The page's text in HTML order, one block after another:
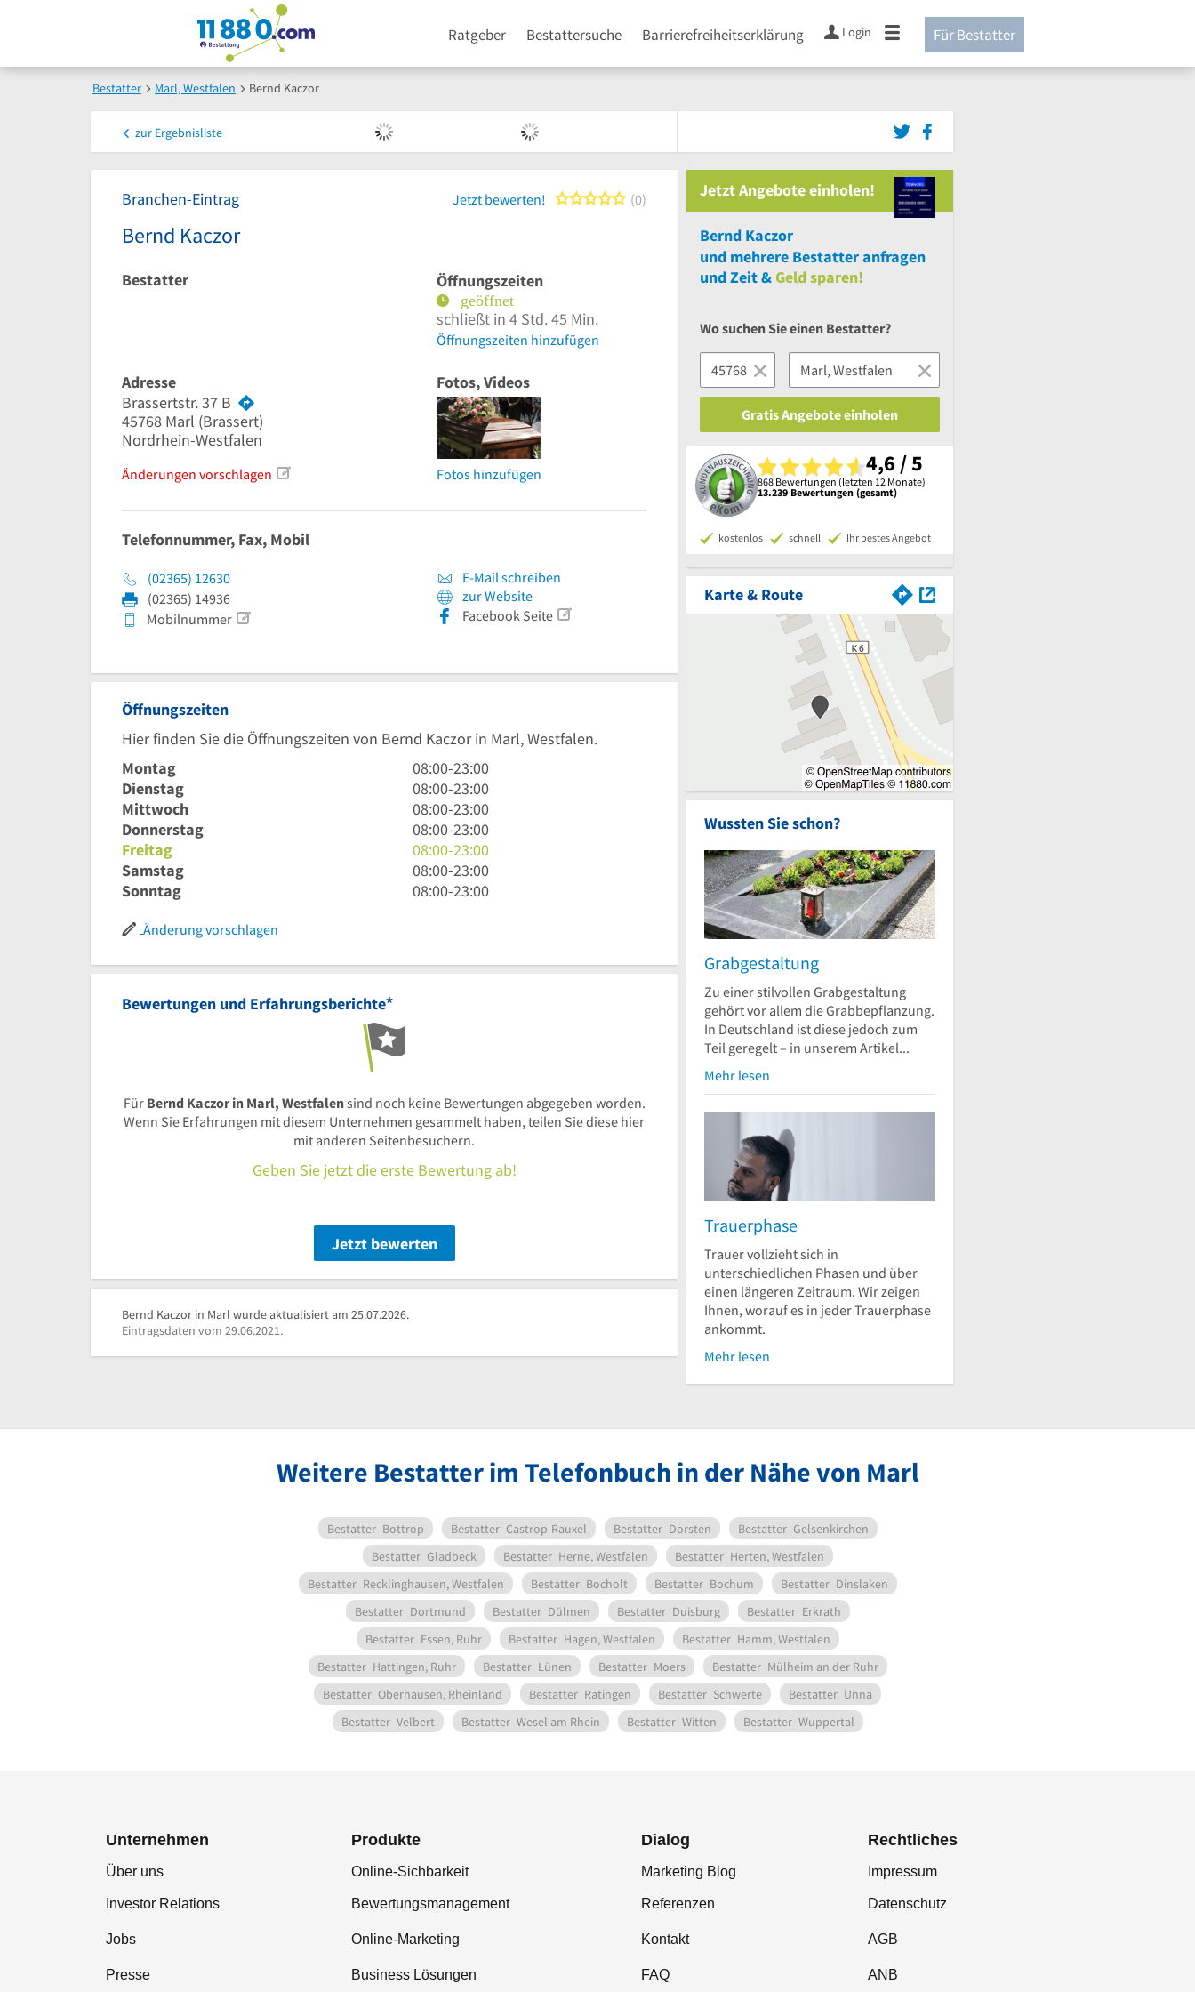
Ratgeber Bestattersuche Barrierefreiheitserklärung Login Für Bestatter
Bestatter Marl, Westfalen Bernd Kaczor
zur Ergebnisliste
Branchen-Eintrag Jetzt bewerten! 0 von 5 Sternen
0
Bernd Kaczor
Bestatter
Öffnungszeiten
schließt in 4 Std. 45 Min.
Öffnungszeiten hinzufügen
Adresse
Brassertstr. 37 B
45768 Marl (Brassert)
Nordrhein-Westfalen
Änderungen vorschlagen
Fotos, Videos
Fotos hinzufügen
Telefonnummer, Fax, Mobil
(02365) 12630
(02365) 14936
Mobilnummer
E-Mail schreiben
zur Website
Facebook Seite
Öffnungszeiten
Hier finden Sie die Öffnungszeiten von Bernd Kaczor in Marl, Westfalen.
Montag
8
Uhr
bis
23
Uhr
08:00-23:00
Dienstag
8
Uhr
bis
23
Uhr
08:00-23:00
Mittwoch
8
Uhr
bis
23
Uhr
08:00-23:00
Donnerstag
8
Uhr
bis
23
08:00-23:00
Freitag
8
Uhr
bis
08:00-23:00
Samstag
8
Uhr
08:00-23:00
Sonntag
8
Uhr
08:00-23:00
Änderung vorschlagen
Bewertungen und Erfahrungsberichte*
Für Bernd Kaczor in Marl, Westfalensind noch keine Bewertungen abgegeben worden.
Wenn Sie Erfahrungen mit diesem Unternehmen gesammelt haben, teilen Sie diese hier
mit anderen Seitenbesuchern.
Geben Sie jetzt die erste Bewertung ab!
Jetzt bewerten
Bernd Kaczor in Marl wurde aktualisiert am 25.07.2026.
Eintragsdaten vom 29.06.2021.
Jetzt Angebote einholen!
Bernd Kaczor
und mehrere Bestatter anfragen
und Zeit &Geld sparen!
Wo suchen Sie einen Bestatter?
Gratis Angebote einholen
4,6 / 5
868 Bewertungen (letzten 12 Monate)
13.239 Bewertungen (gesamt)
kostenlos schnell Ihr bestes Angebot
Karte & Route
Wussten Sie schon?
Grabgestaltung
Zu einer stilvollen Grabgestaltung
gehört vor allem die Grabbepflanzung.
In Deutschland ist diese jedoch zum
Teil geregelt – in unserem Artikel...
Mehr lesen
Trauerphase
Trauer vollzieht sich in
unterschiedlichen Phasen und über
einen längeren Zeitraum. Wir zeigen
Ihnen, worauf es in jeder Trauerphase
ankommt.
Mehr lesen
Weitere Bestatter im Telefonbuch in der Nähe von Marl
Bestatter Bottrop Bestatter Castrop-Rauxel Bestatter Dorsten Bestatter Gelsenkirchen
Bestatter Gladbeck Bestatter Herne, Westfalen Bestatter Herten, Westfalen
Bestatter Recklinghausen, Westfalen Bestatter Bocholt Bestatter Bochum Bestatter Dinslaken
Bestatter Dortmund Bestatter Dülmen Bestatter Duisburg Bestatter Erkrath
Bestatter Essen, Ruhr Bestatter Hagen, Westfalen Bestatter Hamm, Westfalen
Bestatter Hattingen, Ruhr Bestatter Lünen Bestatter Moers Bestatter Mülheim an der Ruhr
Bestatter Oberhausen, Rheinland Bestatter Ratingen Bestatter Schwerte Bestatter Unna
Bestatter Velbert Bestatter Wesel am Rhein Bestatter Witten Bestatter Wuppertal
Unternehmen
Über uns
Investor Relations
Jobs
Presse
Produkte
Online-Sichbarkeit
Bewertungsmanagement
Online-Marketing
Business Lösungen
Dialog
Marketing Blog
Referenzen
Kontakt
FAQ
Rechtliches
Impressum
Datenschutz
AGB
ANB